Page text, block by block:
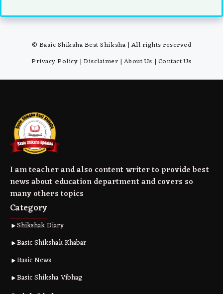
© Basic Shiksha Best Shiksha | All rights reserved
Privacy Policy |Disclaimer | About Us | Contact Us
I am teacher and also content writer to provide best
news about education department and covers so
many others topics
Category
Shikshak Diary
Basic Shikshak Khabar
Basic News
Basic Shiksha Vibhag